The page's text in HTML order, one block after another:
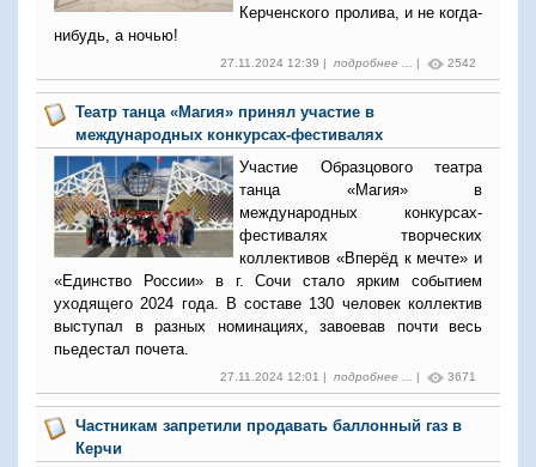
Керченского пролива, и не когда-
нибудь, а ночью!
27.11.2024 12:39 | подробнее ... | 2542
Театр танца «Магия» принял участие в
международных конкурсах-фестивалях
Участие Образцового театра
танца «Магия» в
международных конкурсах-
фестивалях творческих
коллективов «Вперёд к мечте» и
«Единство России» в г. Сочи стало ярким событием
уходящего 2024 года. В составе 130 человек коллектив
выступал в разных номинациях, завоевав почти весь
пьедестал почета.
27.11.2024 12:01 | подробнее ... | 3671
Частникам запретили продавать баллонный газ в
Керчи